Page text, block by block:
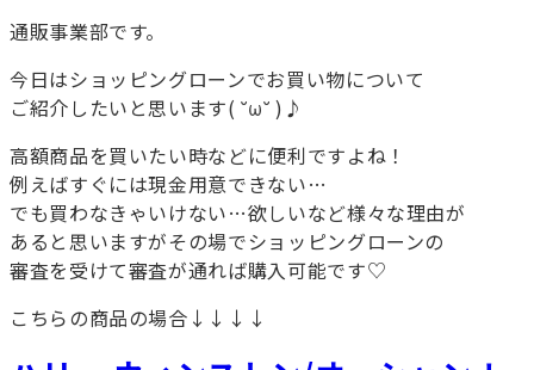
通販事業部です。
今日はショッピングローンでお買い物について
ご紹介したいと思います( ˘ω˘ )♪
高額商品を買いたい時などに便利ですよね！
例えばすぐには現金用意できない…
でも買わなきゃいけない…欲しいなど様々な理由が
あると思いますがその場でショッピングローンの
審査を受けて審査が通れば購入可能です♡
こちらの商品の場合↓↓↓↓